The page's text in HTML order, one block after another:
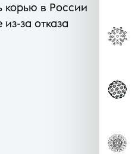
корью в России
за отказа